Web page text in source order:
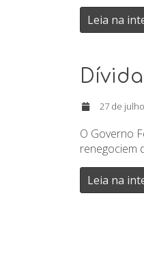
Leia na
27 de
O Governo
renegociem
Leia na